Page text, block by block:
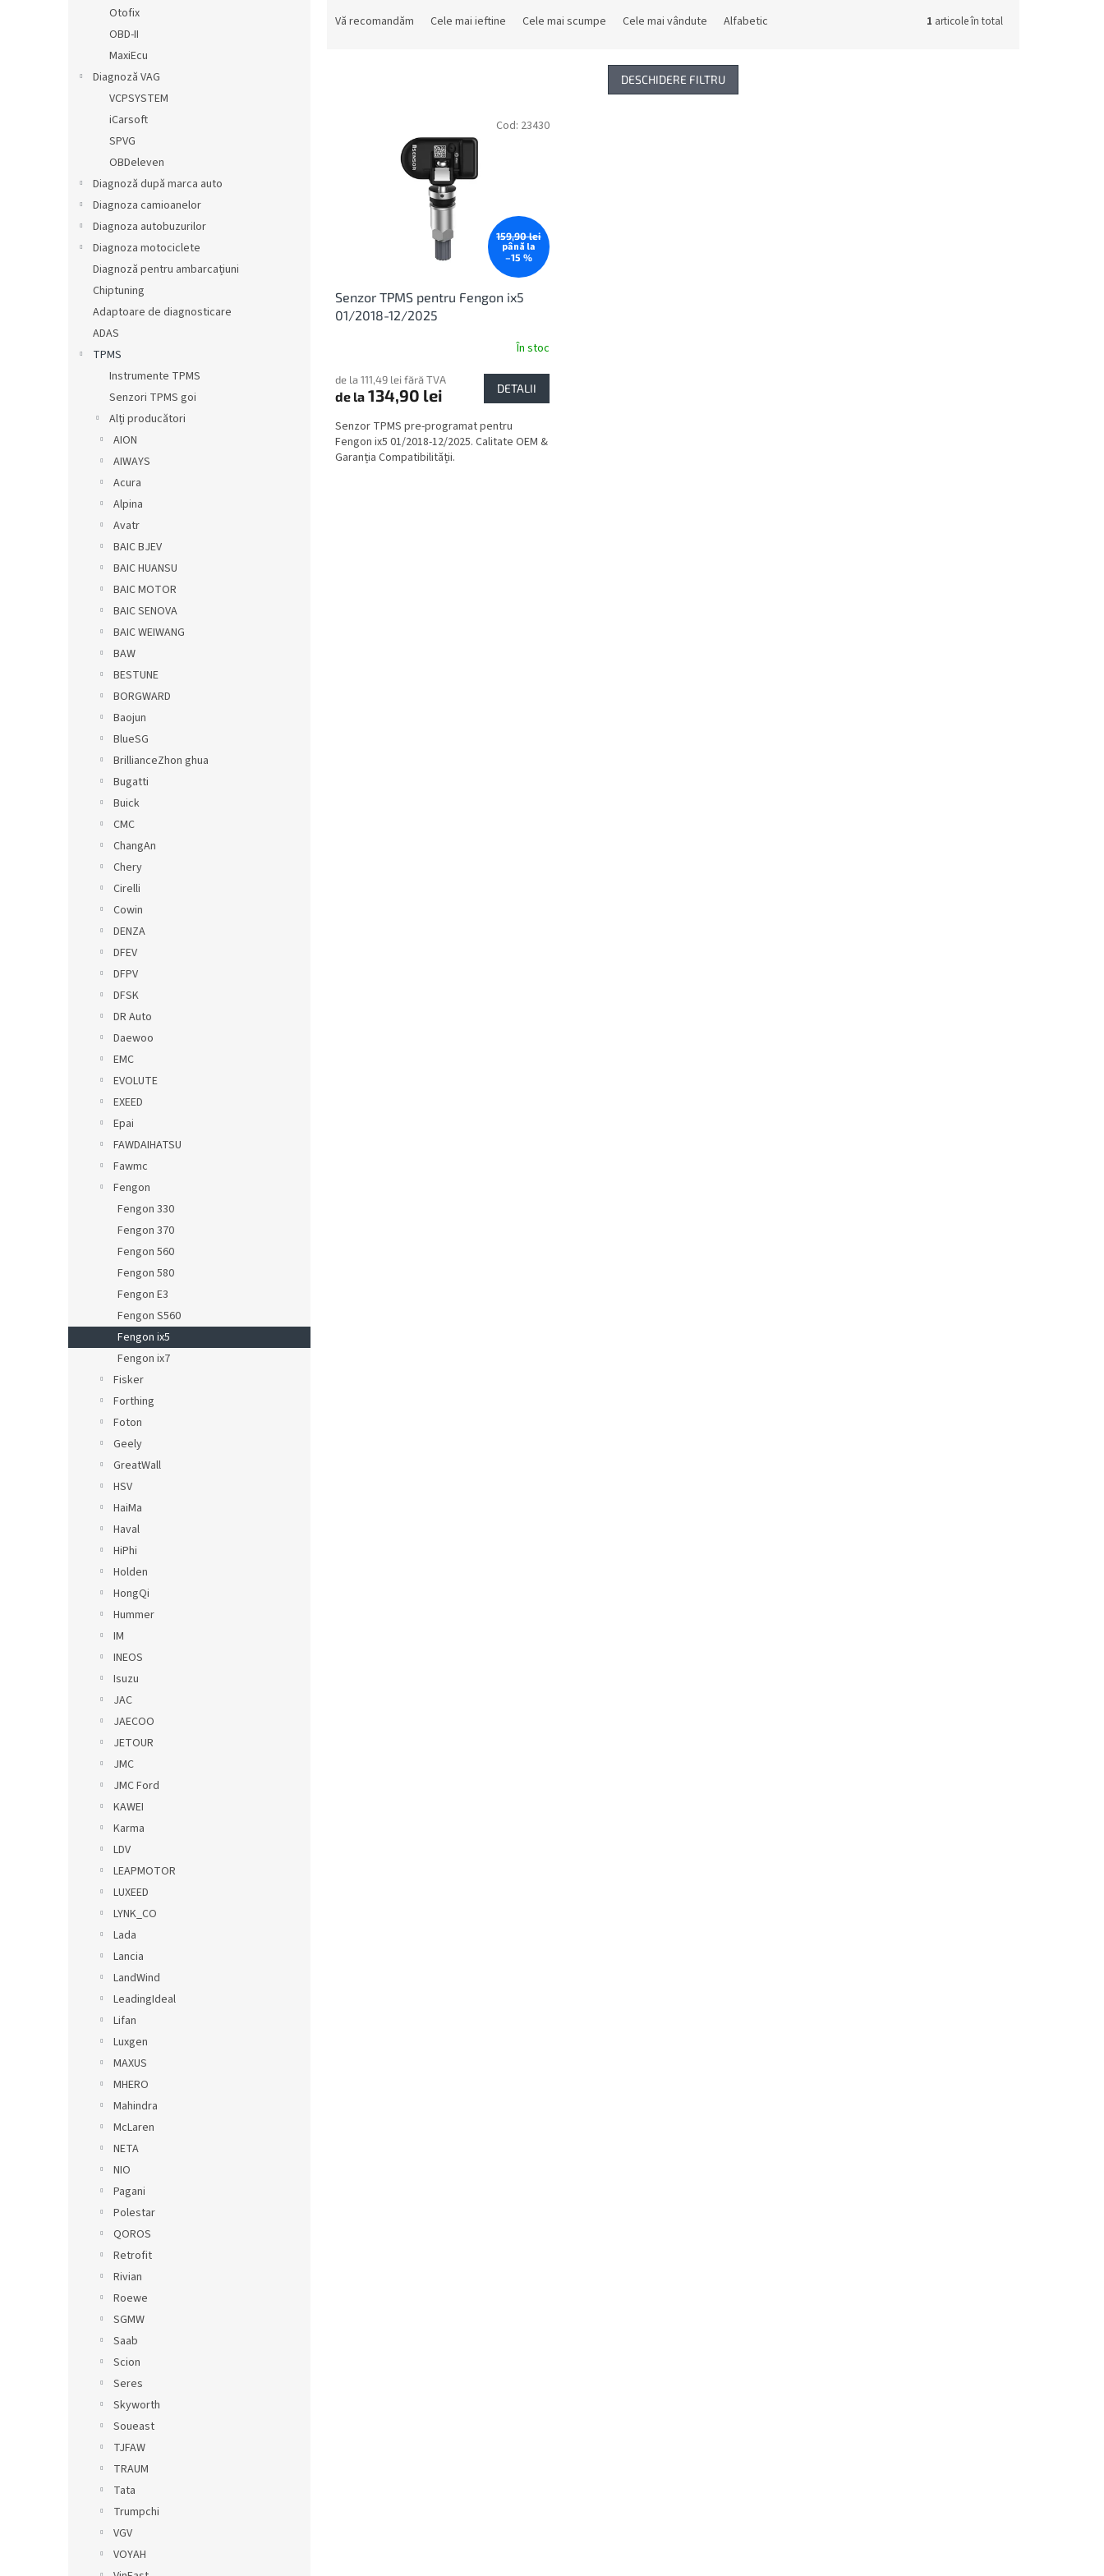
Otofix
OBD-II
MaxiEcu
Diagnoză VAG
VCPSYSTEM
iCarsoft
SPVG
OBDeleven
Diagnoză după marca auto
Diagnoza camioanelor
Diagnoza autobuzurilor
Diagnoza motociclete
Diagnoză pentru ambarcațiuni
Chiptuning
Adaptoare de diagnosticare
ADAS
TPMS
Instrumente TPMS
Senzori TPMS goi
Alți producători
AION
AIWAYS
Acura
Alpina
Avatr
BAIC BJEV
BAIC HUANSU
BAIC MOTOR
BAIC SENOVA
BAIC WEIWANG
BAW
BESTUNE
BORGWARD
Baojun
BlueSG
BrillianceZhon ghua
Bugatti
Buick
CMC
ChangAn
Chery
Cirelli
Cowin
DENZA
DFEV
DFPV
DFSK
DR Auto
Daewoo
EMC
EVOLUTE
EXEED
Epai
FAWDAIHATSU
Fawmc
Fengon
Fengon 330
Fengon 370
Fengon 560
Fengon 580
Fengon E3
Fengon S560
Fengon ix5
Fengon ix7
Fisker
Forthing
Foton
Geely
GreatWall
HSV
HaiMa
Haval
HiPhi
Holden
HongQi
Hummer
IM
INEOS
Isuzu
JAC
JAECOO
JETOUR
JMC
JMC Ford
KAWEI
Karma
LDV
LEAPMOTOR
LUXEED
LYNK_CO
Lada
Lancia
LandWind
LeadingIdeal
Lifan
Luxgen
MAXUS
MHERO
Mahindra
McLaren
NETA
NIO
Pagani
Polestar
QOROS
Retrofit
Rivian
Roewe
SGMW
Saab
Scion
Seres
Skyworth
Soueast
TJFAW
TRAUM
Tata
Trumpchi
VGV
VOYAH
Vă recomandăm Cele mai ieftine Cele mai scumpe Cele mai vândute Alfabetic 1 articole în total
DESCHIDERE FILTRU
159,90 lei
până la
–15 %
Senzor TPMS pentru Fengon ix5
01/2018-12/2025
În stoc
de la 111,49 lei fără TVA
de la 134,90 lei DETALII
Senzor TPMS pre-programat pentru
Fengon ix5 01/2018-12/2025. Calitate OEM &
Garanția Compatibilității.
Cod: 23430